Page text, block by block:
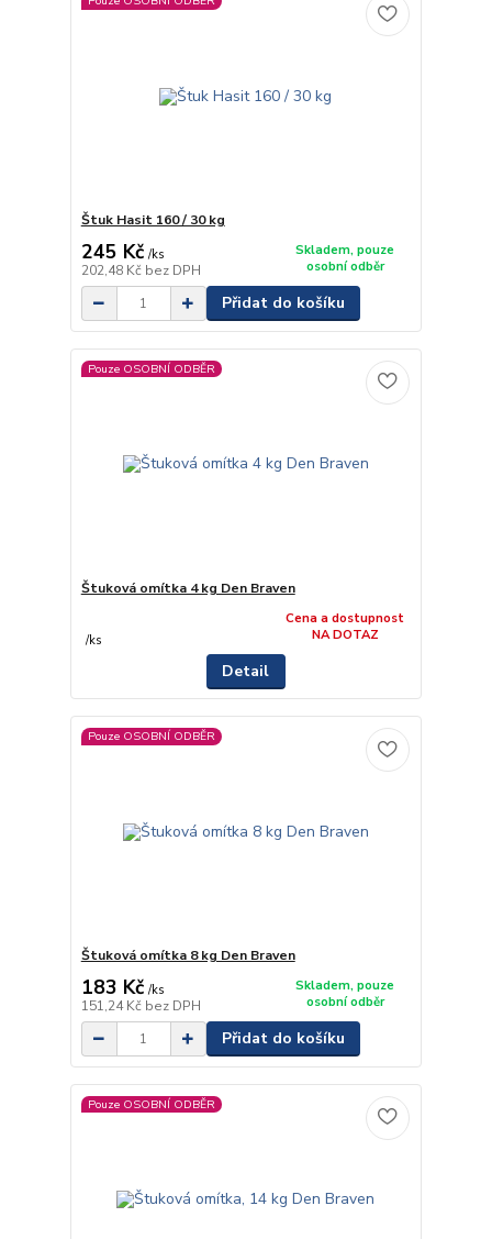
Štuk Hasit 160 / 30 kg
245 Kč /ks
202,48 Kč bez DPH
Skladem, pouze
osobní odběr
Přidat do košíku
Pouze OSOBNÍ ODBĚR
Štuková omítka 4 kg Den Braven
/ks
Cena a dostupnost
NA DOTAZ
Detail
Pouze OSOBNÍ ODBĚR
Štuková omítka 8 kg Den Braven
183 Kč /ks
151,24 Kč bez DPH
Skladem, pouze
osobní odběr
Přidat do košíku
Pouze OSOBNÍ ODBĚR